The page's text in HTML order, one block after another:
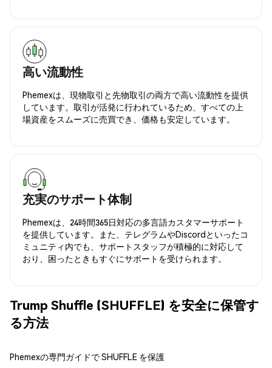
高い流動性
Phemexは、現物取引と先物取引の両方で高い流動性を提供
しています。取引が活発に行われているため、すべての上
場資産をスムーズに売買でき、価格も安定しています。
充実のサポート体制
Phemexは、24時間365日対応の多言語カスタマーサポート
を提供しています。また、テレグラムやDiscordといったコ
ミュニティ内でも、サポートスタッフが積極的に対応して
おり、困ったときもすぐにサポートを受けられます。
Trump Shuffle (SHUFFLE) を安全に保管す
る方法
Phemexの専門ガイドで SHUFFLE を保護